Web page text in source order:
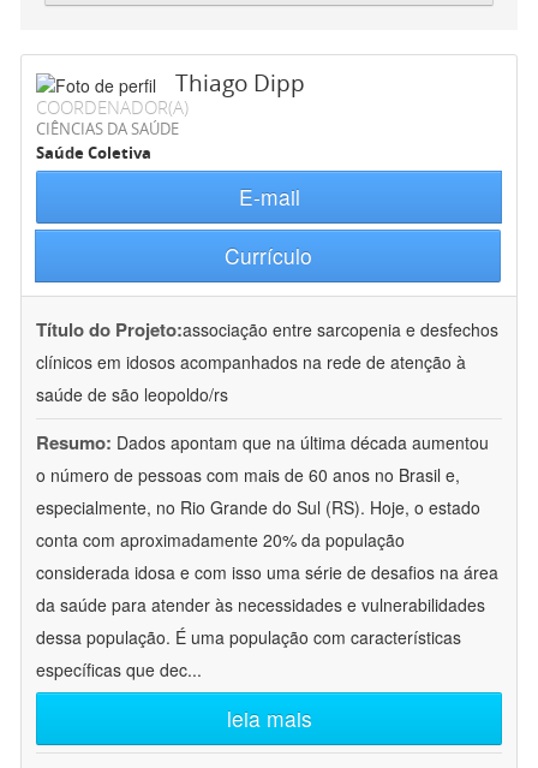
Thiago Dipp
COORDENADOR(A)
CIÊNCIAS DA SAÚDE
Saúde Coletiva
E-mail
Currículo
Título do Projeto:associação entre sarcopenia e desfechos
clínicos em idosos acompanhados na rede de atenção à
saúde de são leopoldo/rs
Resumo: Dados apontam que na última década aumentou
o número de pessoas com mais de 60 anos no Brasil e,
especialmente, no Rio Grande do Sul (RS). Hoje, o estado
conta com aproximadamente 20% da população
considerada idosa e com isso uma série de desafios na área
da saúde para atender às necessidades e vulnerabilidades
dessa população. É uma população com características
específicas que dec...
leia mais